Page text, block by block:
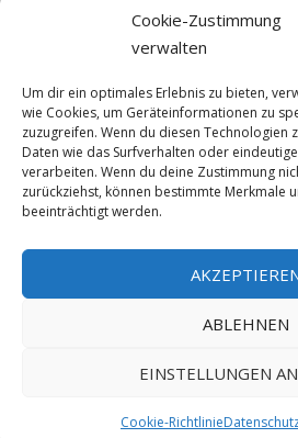
Cookie-Zustimmung
verwalten
Um dir ein optimales Erlebnis zu bieten,
wie Cookies, um Geräteinformationen zu
zuzugreifen. Wenn du diesen Technologien
Daten wie das Surfverhalten oder
verarbeiten. Wenn du deine Zustimmung
zurückziehst, können bestimmte Merkmale
beeinträchtigt werden.
ABLEHNEN
EINSTELLUNGEN
Cookie-Richtlinie
Datenschutz
Cookie-Richtlinie (EU)
Impressum
HOME
NADV